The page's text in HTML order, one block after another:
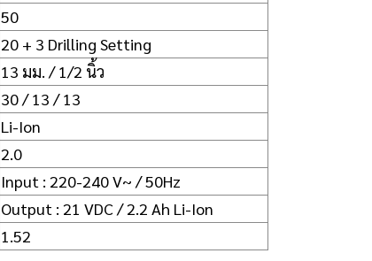
50
20 + 3 Drilling Setting
13 มม. / 1/2 นิ้ว
30 / 13 / 13
Li-Ion
2.0
Input : 220-240 V~ / 50Hz
Output : 21 VDC / 2.2 Ah Li-Ion
1.52